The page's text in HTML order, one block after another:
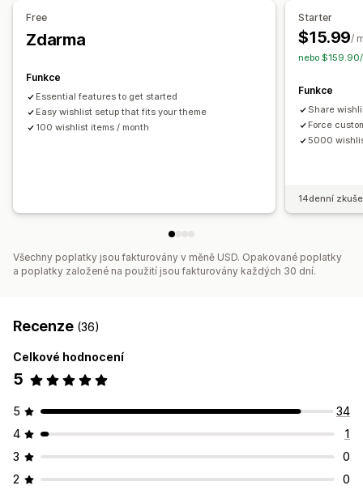
Vlastní prosazování značky
Více jazyků
Upozornění týkající se ceny
Upozornění týkající se skladových zásob
Free
Zdarma
Funkce
Essential features to get started
Easy wishlist setup that fits your theme
100 wishlist items / month
Starter
$15.99/
nebo $159.90/
Funkce
Share
Force
5000
14denní
Všechny poplatky jsou fakturovány v měně USD. Opakované poplatky
a poplatky založené na použití jsou fakturovány každých 30 dní.
Recenze (36)
Celkové hodnocení
5
5
34
4
1
3
0
2
0